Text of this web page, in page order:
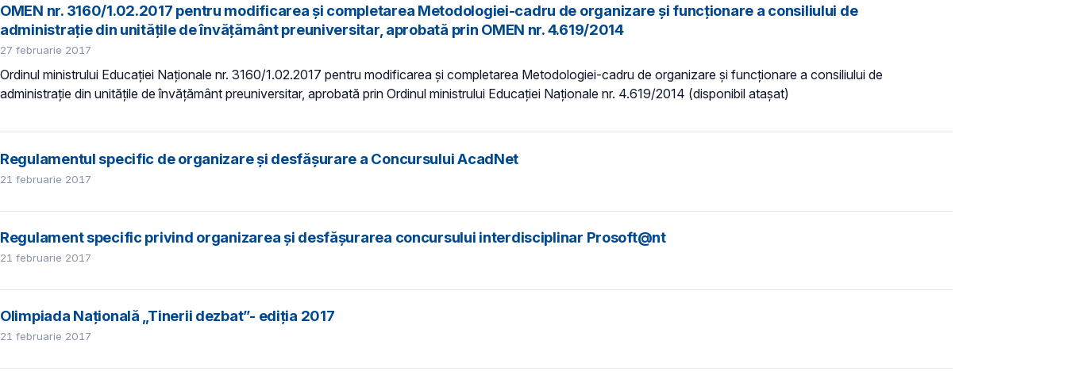
OMEN nr. 3160/1.02.2017 pentru modificarea şi completarea Metodologiei-cadru de organizare şi funcţionare a consiliului de
administraţie din unităţile de învăţământ preuniversitar, aprobată prin OMEN nr. 4.619/2014
27 februarie 2017
Ordinul ministrului Educaţiei Naţionale nr. 3160/1.02.2017 pentru modificarea şi completarea Metodologiei-cadru de organizare şi funcţionare a consiliului de
administraţie din unităţile de învăţământ preuniversitar, aprobată prin Ordinul ministrului Educaţiei Naţionale nr. 4.619/2014 (disponibil atașat)
Regulamentul specific de organizare şi desfășurare a Concursului AcadNet
21 februarie 2017
Regulament specific privind organizarea și desfășurarea concursului interdisciplinar Prosoft@nt
21 februarie 2017
Olimpiada Națională „Tinerii dezbat”- ediția 2017
21 februarie 2017